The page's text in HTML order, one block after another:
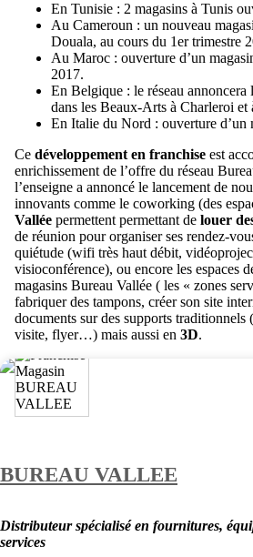
En Tunisie : 2 magasins à Tunis
Au Cameroun : un nouveau
Douala, au cours du 1er trimestre
Au Maroc : ouverture d’un
2017.
En Belgique : le réseau annoncera
dans les Beaux-Arts à Charleroi et
En Italie du Nord : ouverture d’un
Ce développement en franchise est
enrichissement de l’offre du réseau
l’enseigne a annoncé le lancement de
innovants comme le coworking (des
Vallée permettent permettant de louer
de réunion pour organiser ses rendez-
quiétude (wifi très haut débit,
visioconférence), ou encore les espaces
magasins Bureau Vallée ( les « zones
fabriquer des tampons, créer son site
documents sur des supports traditionnels
visite, flyer…) mais aussi en 3D.
BUREAU VALLEE
Distributeur spécialisé en fournitures,
services